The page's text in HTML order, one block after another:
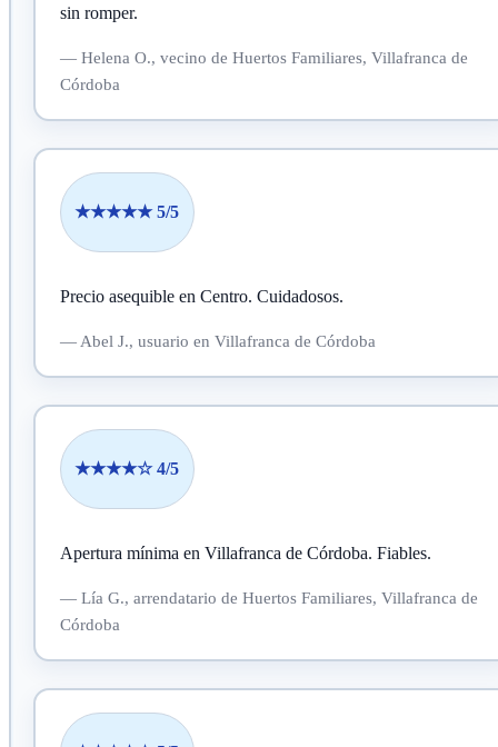
sin romper.
—Helena O., vecino de Huertos Familiares, Villafranca de
Córdoba
★★★★★ 5/5
Precio asequible en Centro. Cuidadosos.
—Abel J., usuario en Villafranca de Córdoba
★★★★☆ 4/5
Apertura mínima en Villafranca de Córdoba. Fiables.
—Lía G., arrendatario de Huertos Familiares, Villafranca de
Córdoba